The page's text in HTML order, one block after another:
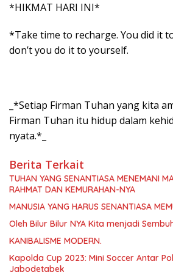
*HIKMAT HARI INI*
*Take time to recharge. You did it
don’t you do it to yourself.
_*Setiap Firman Tuhan yang kita
Firman Tuhan itu hidup dalam
nyata.*_
Berita Terkait
TUHAN YANG SENANTIASA MENEMANI
RAHMAT DAN KEMURAHAN-NYA
MANUSIA YANG HARUS SENANTIASA
Oleh Bilur Bilur NYA Kita menjadi
KANIBALISME MODERN.
Kapolda Cup 2023: Mini Soccer Antar
Jabodetabek